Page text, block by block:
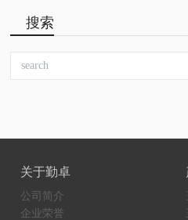
搜索
关于勤卓
公司简介
企业荣誉